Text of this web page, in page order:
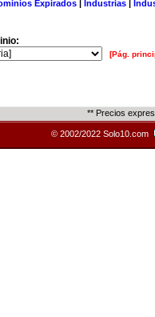
Expirados | Industrias |
[Pág.
** Precios
© 2002/2022 Solo10.com